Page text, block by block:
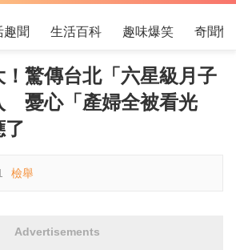
趣聞 生活百科 趣味爆笑 奇聞怪
驚傳台北「六星級月子
憂心「產婦全被看光
了
檢舉
Advertisements